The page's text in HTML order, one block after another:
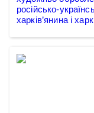
російсько-
харків’янина і